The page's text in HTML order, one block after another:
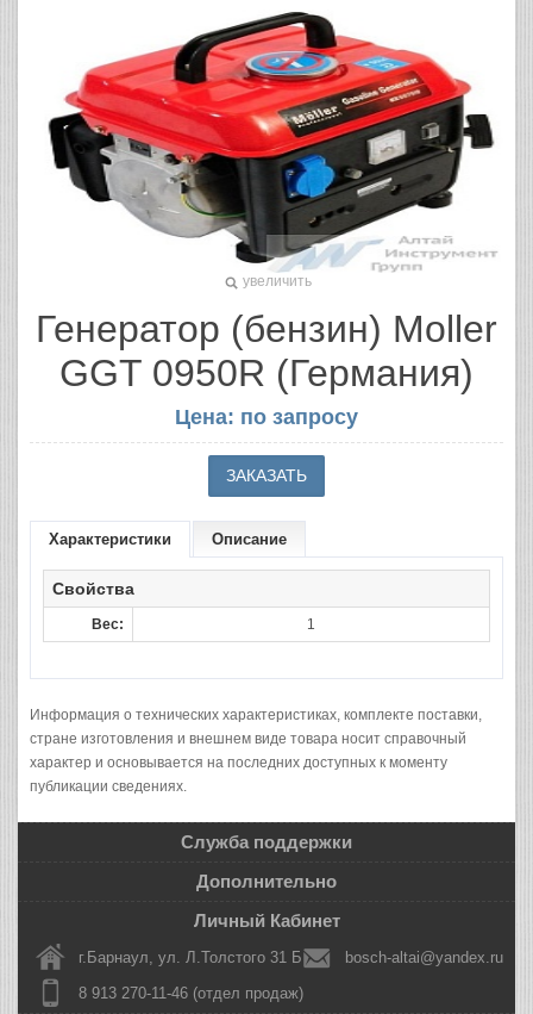
увеличить
Генератор (бензин) Moller
GGT 0950R (Германия)
Цена: по запросу
Характеристики Описание
Свойства
Вес: 1
Информация о технических характеристиках, комплекте поставки,
стране изготовления и внешнем виде товара носит справочный
характер и основывается на последних доступных к моменту
публикации сведениях.
Служба поддержки
Дополнительно
Личный Кабинет
г.Барнаул, ул. Л.Толстого 31 Б
bosch-altai@yandex.ru
8 913 270-11-46 (отдел продаж)